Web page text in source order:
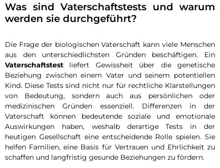
Was sind Vaterschaftstests und warum
werden sie durchgeführt?
Die Frage der biologischen Vaterschaft kann viele Menschen
aus den unterschiedlichsten Gründen beschäftigen. Ein
Vaterschaftstest liefert Gewissheit über die genetische
Beziehung zwischen einem Vater und seinem potentiellen
Kind. Diese Tests sind nicht nur für rechtliche Klarstellungen
von Bedeutung, sondern auch aus persönlichen oder
medizinischen Gründen essenziell. Differenzen in der
Vaterschaft können bedeutende soziale und emotionale
Auswirkungen haben, weshalb derartige Tests in der
heutigen Gesellschaft eine entscheidende Rolle spielen. Sie
helfen Familien, eine Basis für Vertrauen und Ehrlichkeit zu
schaffen und langfristig gesunde Beziehungen zu fördern.